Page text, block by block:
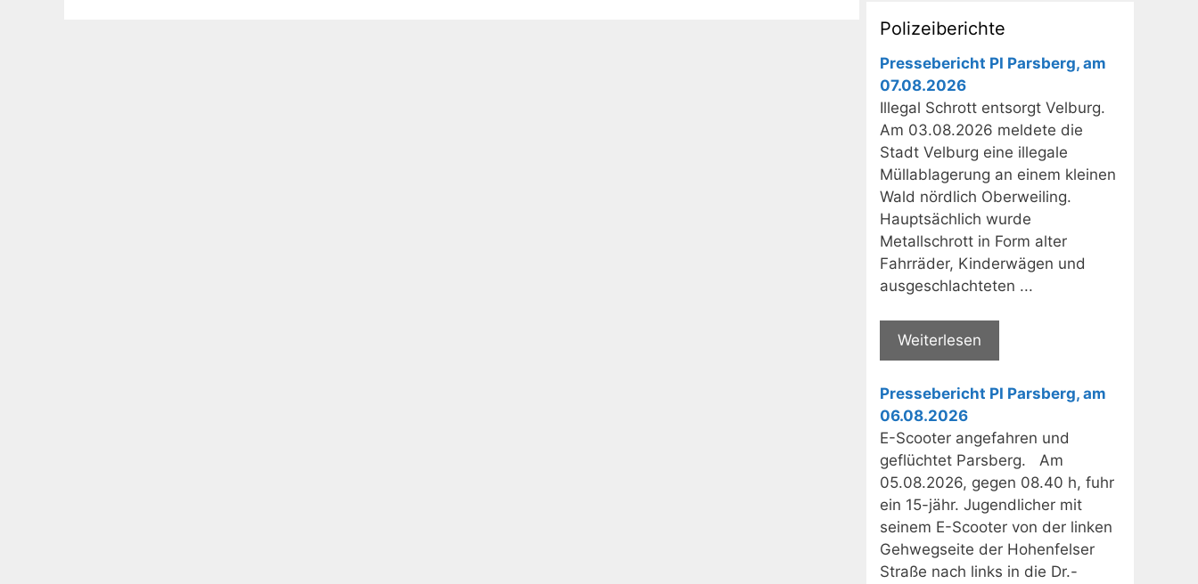
Polizeiberichte
Pressebericht PI Parsberg, am
07.08.2026
Illegal Schrott entsorgt Velburg.
Am 03.08.2026 meldete die
Stadt Velburg eine illegale
Müllablagerung an einem kleinen
Wald nördlich Oberweiling.
Hauptsächlich wurde
Metallschrott in Form alter
Fahrräder, Kinderwägen und
ausgeschlachteten ...
Weiterlesen
Pressebericht PI Parsberg, am
06.08.2026
E-Scooter angefahren und
geflüchtet Parsberg. Am
05.08.2026, gegen 08.40 h, fuhr
ein 15-jähr. Jugendlicher mit
seinem E-Scooter von der linken
Gehwegseite der Hohenfelser
Straße nach links in die Dr.-